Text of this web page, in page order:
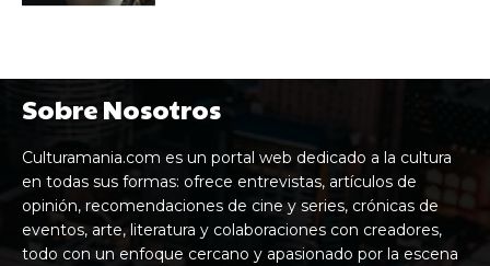
Sobre Nosotros
Culturamania.com es un portal web dedicado a la cultura
en todas sus formas: ofrece entrevistas, artículos de
opinión, recomendaciones de cine y series, crónicas de
eventos, arte, literatura y colaboraciones con creadores,
todo con un enfoque cercano y apasionado por la escena